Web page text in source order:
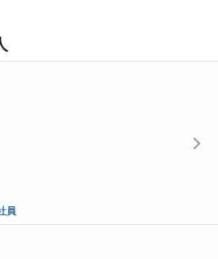
員